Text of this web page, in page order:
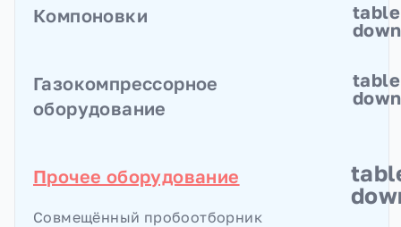
Клапаны опрессовочные
Компоновки
down
Компоновки для интенсификации добычи
нефти
Газокомпрессорное
оборудование
down
Устройство струйное устьевое
Прочее оборудование
Совмещённый пробоотборник